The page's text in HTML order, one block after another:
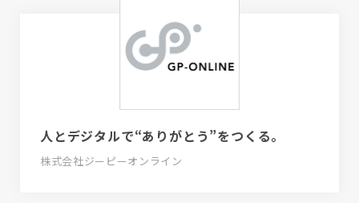
人とデジタルで“ありがとう”をつくる。
株式会社ジーピーオンライン